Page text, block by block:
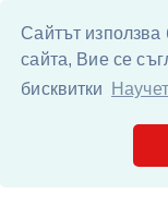
Сайтът използва
сайта, Вие се
бисквитки